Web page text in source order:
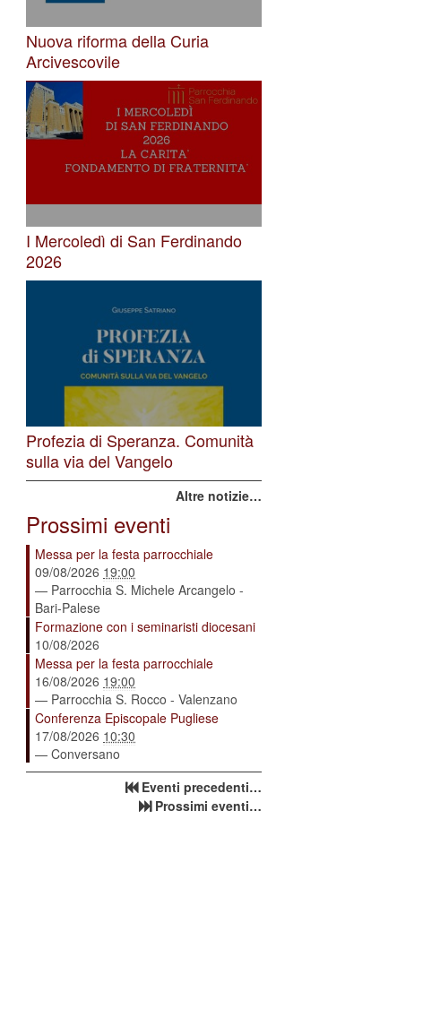
Nuova riforma della Curia
Arcivescovile
I Mercoledì di San Ferdinando
2026
Profezia di Speranza. Comunità
sulla via del Vangelo
Altre notizie…
Prossimi eventi
Messa per la festa parrocchiale
09/08/2026 19:00
— Parrocchia S. Michele Arcangelo -
Bari-Palese
Formazione con i seminaristi diocesani
10/08/2026
Messa per la festa parrocchiale
16/08/2026 19:00
— Parrocchia S. Rocco - Valenzano
Conferenza Episcopale Pugliese
17/08/2026 10:30
— Conversano
Eventi precedenti…
Prossimi eventi…